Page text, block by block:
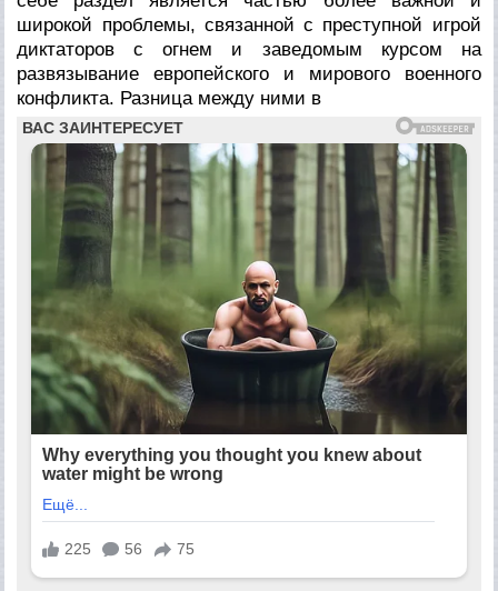
широкой проблемы, связанной с преступной игрой
диктаторов с огнем и заведомым курсом на
развязывание европейского и мирового военного
конфликта. Разница между ними в